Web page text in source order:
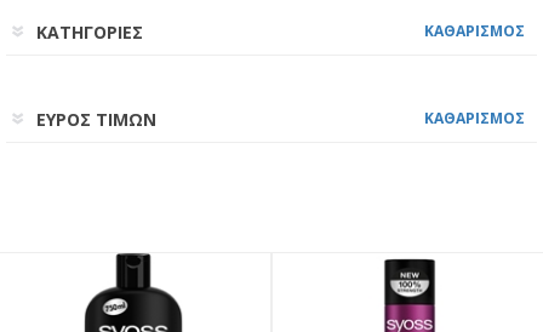
ΚΑΤΗΓΟΡΙΕΣ ΚΑΘΑΡΙΣΜΟΣ
ΕΥΡΟΣ ΤΙΜΩΝ ΚΑΘΑΡΙΣΜΟΣ